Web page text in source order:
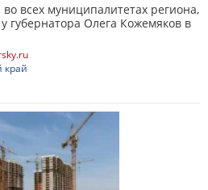
всех муниципалитетах региона,
губернатора Олега Кожемяков в
край